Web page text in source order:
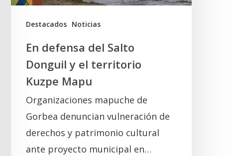
Destacados Noticias
territorio
Kuzpe
En defensa del Salto
Donguil y el territorio
Kuzpe Mapu
Organizaciones mapuche de
Gorbea denuncian vulneración de
derechos y patrimonio cultural
ante proyecto municipal en…